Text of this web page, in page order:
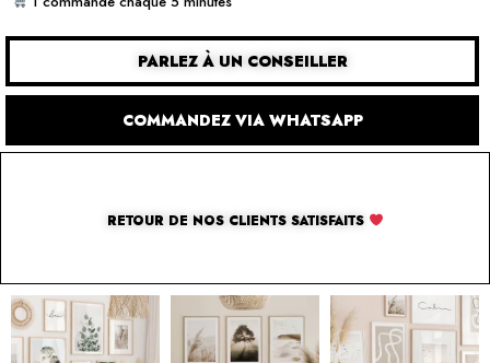
PARLEZ À UN CONSEILLER
COMMANDEZ VIA WHATSAPP
RETOUR DE NOS CLIENTS SATISFAITS